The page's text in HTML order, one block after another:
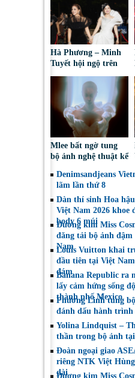
Hà Phương – Minh
Tuyết hội ngộ trên
thảm đỏ, kể câu
chuyện phía sau tạo
hình “nàng bướm”
Mlee bất ngờ tung
bộ ảnh nghệ thuật kể
với bóng tối tâm hồn
Denimsandjeans
lãm lần thứ 8
Dàn thí sinh Hoa
Việt Nam 2026 khoe
body 6 múi
Đương kim Miss
đăng tải bộ ảnh
Nam
Louis Vuitton khai
đầu tiên tại Việt
đám
Banana Republic ra
lấy cảm hứng sống
thành phố Mexico
Phương Linh tung
đánh dấu hành
Yolina Lindquist –
thần trong bộ ảnh
Đoàn ngoại giao
riêng NTK Việt
dài
Đương kim Miss